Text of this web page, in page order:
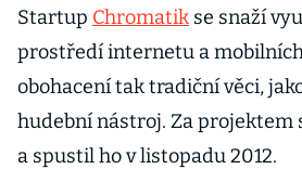
Startup Chromatik se snaží
prostředí internetu a
obohacení tak tradiční věci,
hudební nástroj. Za projektem
a spustil ho v listopadu 2012.